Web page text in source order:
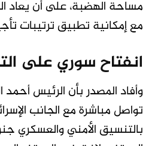
مساحة الهضبة، على أن يُعاد
مع إمكانية تطبيق ترتيبات
انفتاح سوري على
وأفاد المصدر بأن الرئيس
تواصل مباشرة مع الجانب
بالتنسيق الأمني والعسكري